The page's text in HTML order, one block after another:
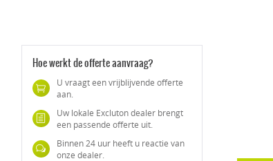
Hoe werkt de offerte aanvraag?
U vraagt een vrijblijvende offerte
aan.
Uw lokale Excluton dealer brengt
een passende offerte uit.
Binnen 24 uur heeft u reactie van
onze dealer.